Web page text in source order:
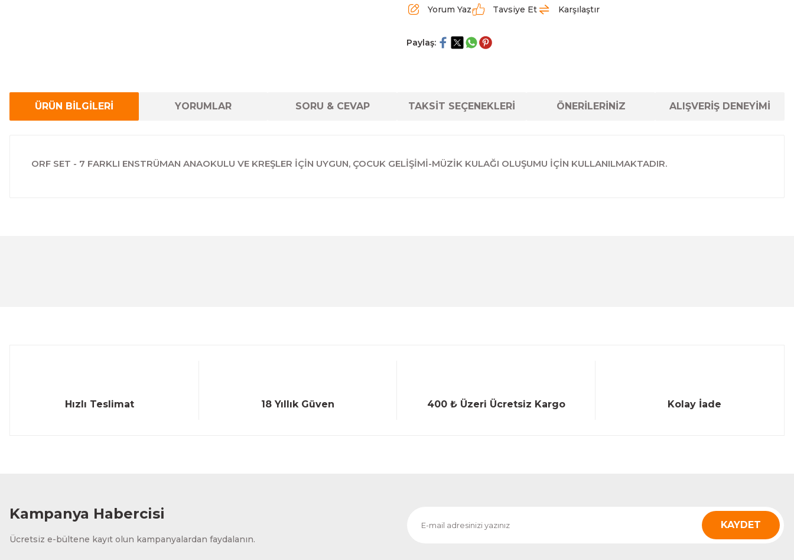
Yorum Yaz Tavsiye Et Karşılaştır
Paylaş:
ÜRÜN BİLGİLERİ YORUMLAR SORU & CEVAP TAKSİT SEÇENEKLERİ ÖNERİLERİNİZ ALIŞVERİŞ DENEYİMİ
ORF SET - 7 FARKLI ENSTRÜMAN ANAOKULU VE KREŞLER İÇİN UYGUN, ÇOCUK GELİŞİMİ-MÜZİK KULAĞI OLUŞUMU İÇİN KULLANILMAKTADIR.
Hızlı Teslimat 18 Yıllık Güven 400 ₺ Üzeri Ücretsiz Kargo Kolay İade
Kampanya Habercisi
Ücretsiz e-bültene kayıt olun kampanyalardan faydalanın.
KAYDET